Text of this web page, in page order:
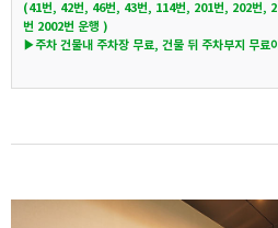
(41번, 42번, 46번, 43번, 114번, 201번, 202번,
번 2002번 운행 )
▶︎주차 건물내 주차장 무료, 건물 뒤 주차부지 무료